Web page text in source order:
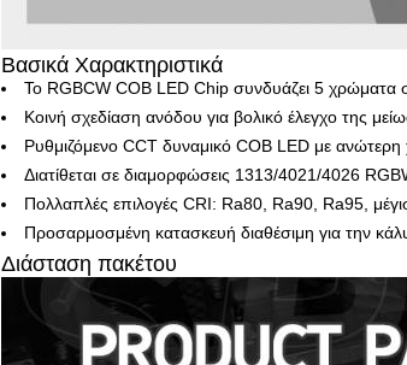
Βασικά Χαρακτηριστικά
Το RGBCW COB LED Chip συνδυάζει 5 χρώματα
Κοινή σχεδίαση ανόδου για βολικό έλεγχο της
Ρυθμιζόμενο CCT δυναμικό COB LED με
Διατίθεται σε διαμορφώσεις 1313/4021/4026
Πολλαπλές επιλογές CRI: Ra80, Ra90, Ra95,
Προσαρμοσμένη κατασκευή διαθέσιμη για την
Διάσταση πακέτου